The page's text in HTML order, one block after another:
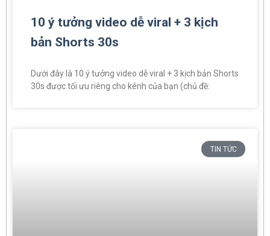
10 ý tưởng video dễ viral + 3 kịch
bản Shorts 30s
Dưới đây là 10 ý tưởng video dễ viral + 3 kịch bản Shorts
30s được tối ưu riêng cho kênh của bạn (chủ đề:
TIN TỨC